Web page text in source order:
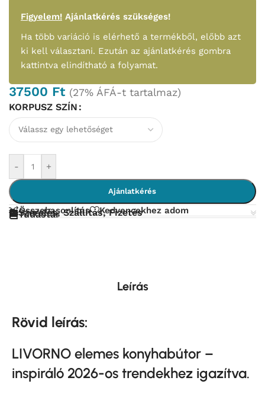
Figyelem! Ajánlatkérés szükséges!
Ha több variáció is elérhető a termékből, előbb azt
ki kell választani. Ezután az ajánlatkérés gombra
kattintva elindítható a folyamat.
37500 Ft (27% ÁFÁ-t tartalmaz)
KORPUSZ SZÍN
- +
Ajánlatkérés
Összehasonlítás Kedvencekhez adom
Szerelés, Szállítás, Fizetés
Tudástár
Leírás
Rövid leírás:
LIVORNO elemes konyhabútor –
inspiráló 2026-os trendekhez igazítva.